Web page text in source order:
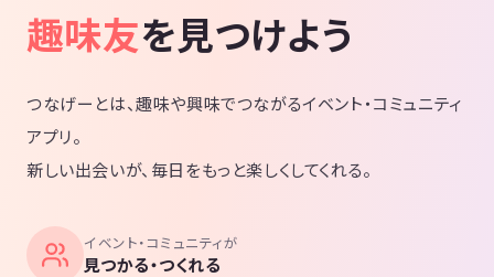
趣味友を見つけよう
つなげーとは、趣味や興味でつながるイベント・コミュニティ
アプリ。
新しい出会いが、毎日をもっと楽しくしてくれる。
イベント・コミュニティが
見つかる・つくれる